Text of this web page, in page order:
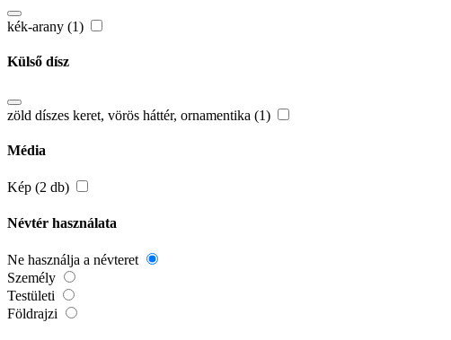
kék-arany (1)
Külső dísz
zöld díszes keret, vörös háttér, ornamentika (1)
Média
Kép (2 db)
Névtér használata
Ne használja a névteret
Személy
Testületi
Földrajzi